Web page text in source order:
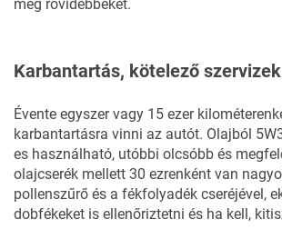
még rövidebbeket.
Karbantartás, kötelező szervizek
Évente egyszer vagy 15 ezer
karbantartásra vinni az autót. Olajból
es használható, utóbbi olcsóbb és
olajcserék mellett 30 ezrenként van
pollenszűrő és a fékfolyadék cseréjével,
dobfékeket is ellenőriztetni és ha kell,